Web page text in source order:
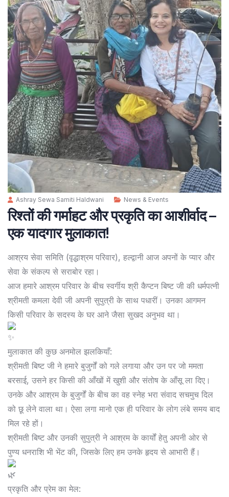
Ashray Sewa Samiti Haldwani News & Events
रिश्तों की गर्माहट और प्रकृति का आशीर्वाद –
एक यादगार मुलाकात!
आश्रय सेवा समिति (वृद्धाश्रम परिवार), हल्द्वानी आज अपनों के प्यार और
सेवा के संकल्प से सराबोर रहा।
आज हमारे आश्रम परिवार के बीच स्वर्गीय श्री कैप्टन बिष्ट जी की धर्मपत्नी
श्रीमती कमला देवी जी अपनी सुपुत्री के साथ पधारीं। उनका आगमन
किसी परिवार के सदस्य के घर आने जैसा सुखद अनुभव था।
मुलाकात की कुछ अनमोल झलकियाँ:
श्रीमती बिष्ट जी ने हमारे बुजुर्गों को गले लगाया और उन पर जो ममता
बरसाई, उसने हर किसी की आँखों में खुशी और संतोष के आँसू ला दिए।
उनके और आश्रम के बुजुर्गों के बीच का वह स्नेह भरा संवाद सचमुच दिल
को छू लेने वाला था। ऐसा लगा मानो एक ही परिवार के लोग लंबे समय बाद
मिल रहे हों।
श्रीमती बिष्ट और उनकी सुपुत्री ने आश्रम के कार्यों हेतु अपनी ओर से
पुण्य धनराशि भी भेंट की, जिसके लिए हम उनके हृदय से आभारी हैं।
प्रकृति और प्रेम का मेल: